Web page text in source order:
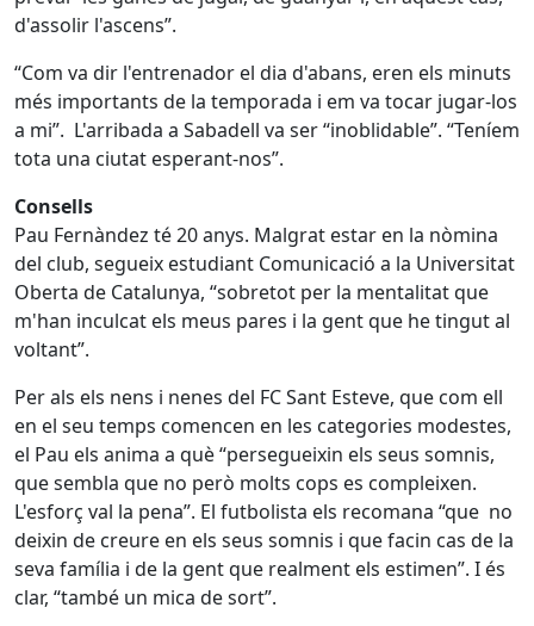
d'assolir l'ascens”.
“Com va dir l'entrenador el dia d'abans, eren els minuts
més importants de la temporada i em va tocar jugar-los
a mi”. L'arribada a Sabadell va ser “inoblidable”. “Teníem
tota una ciutat esperant-nos”.
Consells
Pau Fernàndez té 20 anys. Malgrat estar en la nòmina
del club, segueix estudiant Comunicació a la Universitat
Oberta de Catalunya, “sobretot per la mentalitat que
m'han inculcat els meus pares i la gent que he tingut al
voltant”.
Per als els nens i nenes del FC Sant Esteve, que com ell
en el seu temps comencen en les categories modestes,
el Pau els anima a què “persegueixin els seus somnis,
que sembla que no però molts cops es compleixen.
L'esforç val la pena”. El futbolista els recomana “que no
deixin de creure en els seus somnis i que facin cas de la
seva família i de la gent que realment els estimen”. I és
clar, “també un mica de sort”.